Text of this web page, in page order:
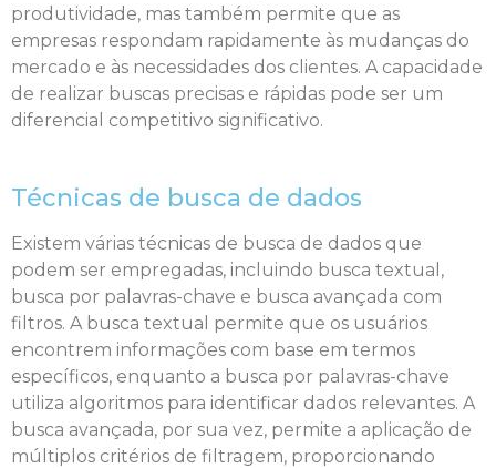
produtividade, mas também permite que as
empresas respondam rapidamente às mudanças do
mercado e às necessidades dos clientes. A capacidade
de realizar buscas precisas e rápidas pode ser um
diferencial competitivo significativo.
Técnicas de busca de dados
Existem várias técnicas de busca de dados que
podem ser empregadas, incluindo busca textual,
busca por palavras-chave e busca avançada com
filtros. A busca textual permite que os usuários
encontrem informações com base em termos
específicos, enquanto a busca por palavras-chave
utiliza algoritmos para identificar dados relevantes. A
busca avançada, por sua vez, permite a aplicação de
múltiplos critérios de filtragem, proporcionando